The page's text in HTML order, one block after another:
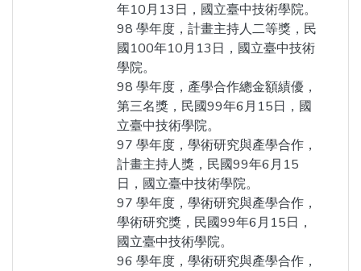
年10月13日，國立臺中技術學院。
98 學年度，計畫主持人二等獎，民
國100年10月13日，國立臺中技術
學院。
98 學年度，產學合作總金額績優，
第三名獎，民國99年6月15日，國
立臺中技術學院。
97 學年度，學術研究與產學合作，
計畫主持人獎，民國99年6月15
日，國立臺中技術學院。
97 學年度，學術研究與產學合作，
學術研究獎，民國99年6月15日，
國立臺中技術學院。
96 學年度，學術研究與產學合作，